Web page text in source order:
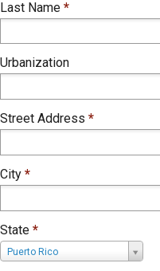
Last Name *
Urbanization
Street Address *
City *
State *
Puerto Rico
State